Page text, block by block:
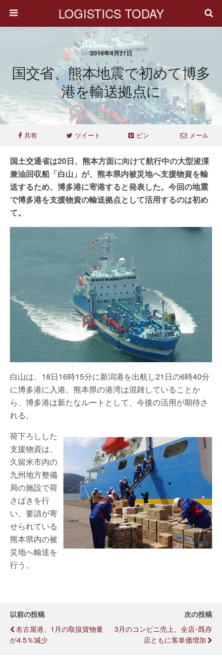
LOGISTICS TODAY
2016年4月21日
国交省、熊本地震で初めて博多
港を輸送拠点に
共有 ツイート ピン メール
国土交通省は20日、熊本方面に向けて航行中の大型浚渫
兼油回収船「白山」が、熊本県内被災地へ支援物資を輸
送するため、博多港に寄港すると発表した。今回の地震
で博多港を支援物資の輸送拠点として活用するのは初め
て。
白山は、18日16時15分に新潟港を出航し21日の6時40分
に博多港に入港。熊本県の港湾は混雑していることか
ら、博多港は新たなルートとして、今後の活用が期待さ
れる。
荷下ろしした
支援物資は、
久留米市内の
九州地方整備
局の施設で荷
さばきを行
い、要請が寄
せられている
熊本県内の被
災地へ輸送を
行う。
以前の投稿
名古屋港、1月の取扱貨物量
が4.5％減少
次の投稿
3月のコンビニ売上、全店･既存
店ともに客単価増加